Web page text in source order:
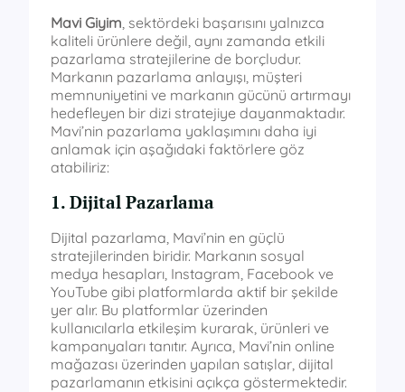
Mavi Giyim , sektördeki başarısını yalnızca
kaliteli ürünlere değil, aynı zamanda etkili
pazarlama stratejilerine de borçludur.
Markanın pazarlama anlayışı, müşteri
memnuniyetini ve markanın gücünü artırmayı
hedefleyen bir dizi stratejiye dayanmaktadır.
Mavi’nin pazarlama yaklaşımını daha iyi
anlamak için aşağıdaki faktörlere göz
atabiliriz:
1. Dijital Pazarlama
Dijital pazarlama, Mavi’nin en güçlü
stratejilerinden biridir. Markanın sosyal
medya hesapları, Instagram, Facebook ve
YouTube gibi platformlarda aktif bir şekilde
yer alır. Bu platformlar üzerinden
kullanıcılarla etkileşim kurarak, ürünleri ve
kampanyaları tanıtır. Ayrıca, Mavi’nin online
mağazası üzerinden yapılan satışlar, dijital
pazarlamanın etkisini açıkça göstermektedir.